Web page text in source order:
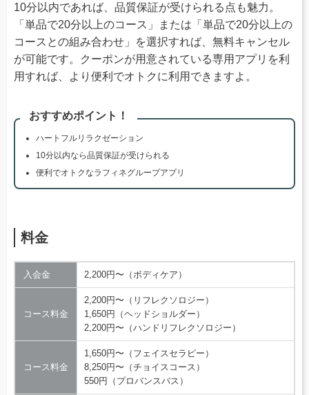
10分以内であれば、品質保証が受けられる点も魅力。
「単品で20分以上のコース」または「単品で20分以上の
コースとの組み合わせ」を選択すれば、無料キャンセル
が可能です。クーポンが用意されている専用アプリを利
用すれば、より便利でオトクに利用できますよ。
おすすめポイント！
ハートフルリラクゼーション
10分以内なら品質保証が受けられる
便利でオトクなラフィネグループアプリ
料金
入会金 2,200円〜（ボディケア）
コース料金
2,200円〜（リフレクソロジー）
1,650円（ヘッドショルダー）
2,200円〜（ハンドリフレクソロジー）
コース料金
1,650円〜（フェイスセラピー）
8,250円〜（チョイスコース）
550円（プロバンスバス）